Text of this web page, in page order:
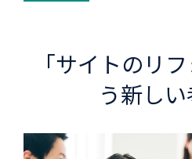
「サイトのリ
う新し